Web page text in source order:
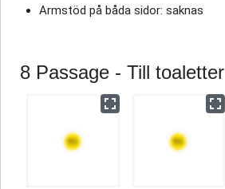
Armstöd på båda sidor: saknas
8 Passage - Till toaletter